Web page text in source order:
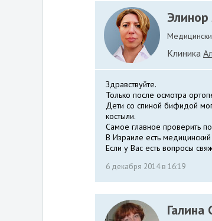
Клиника
Здравствуйте.
Только после осмотра
Дети со спиной бифидой
костыли.
Самое главное проверить
В Израиле есть
Если у Вас есть вопросы
6 декабря 2014 в 16:19
Галина